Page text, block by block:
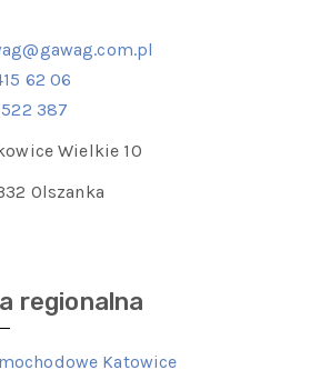
62 06
387
Wielkie 10
Olszanka
regionalna
Katowice